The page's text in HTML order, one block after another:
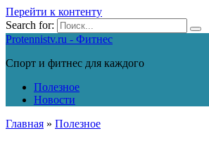
Перейти к контенту
Search for:
Protennistv.ru - Фитнес
Спорт и фитнес для каждого
Полезное
Новости
Главная » Полезное